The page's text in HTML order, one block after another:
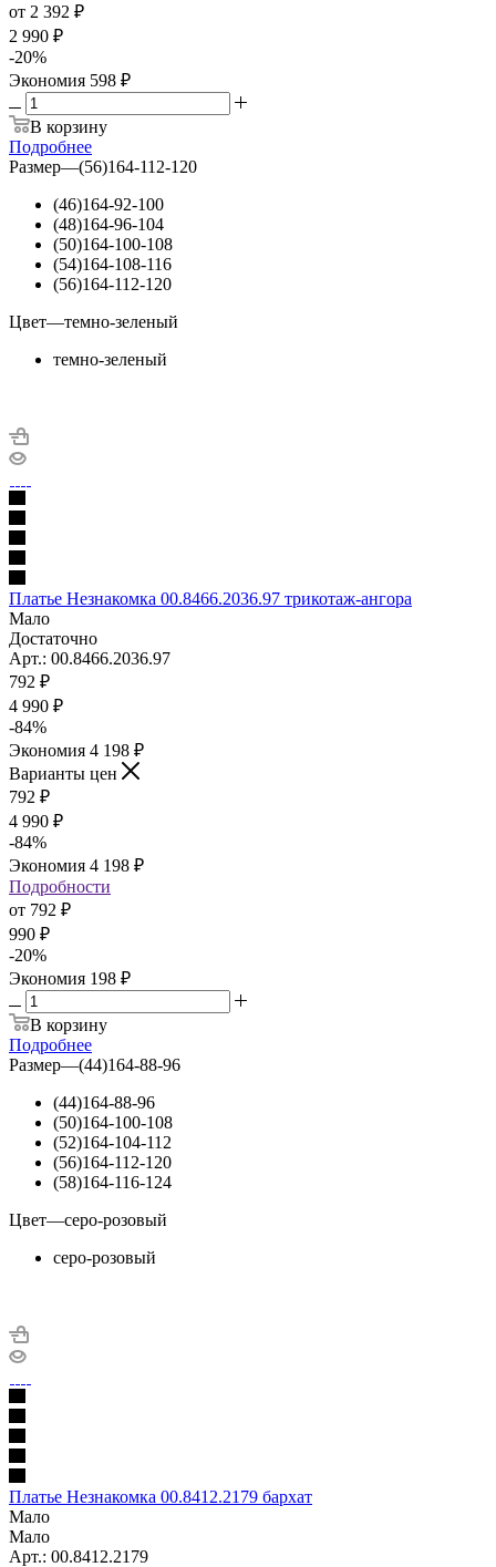
от 2 392 ₽
2 990 ₽
-20%
Экономия 598 ₽
В корзину
Подробнее
Размер—(56)164-112-120
(46)164-92-100
(48)164-96-104
(50)164-100-108
(54)164-108-116
(56)164-112-120
Цвет—темно-зеленый
темно-зеленый
Платье Незнакомка 00.8466.2036.97 трикотаж-ангора
Мало
Достаточно
Арт.: 00.8466.2036.97
792 ₽
4 990 ₽
-84%
Экономия 4 198 ₽
Варианты цен
792 ₽
4 990 ₽
-84%
Экономия 4 198 ₽
Подробности
от 792 ₽
990 ₽
-20%
Экономия 198 ₽
В корзину
Подробнее
Размер—(44)164-88-96
(44)164-88-96
(50)164-100-108
(52)164-104-112
(56)164-112-120
(58)164-116-124
Цвет—серо-розовый
серо-розовый
Платье Незнакомка 00.8412.2179 бархат
Мало
Мало
Арт.: 00.8412.2179